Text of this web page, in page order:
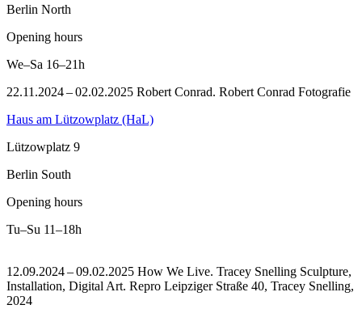
Berlin North
Opening hours
We–Sa 16–21h
22.11.2024 – 02.02.2025 Robert Conrad. Robert Conrad Fotografie
Haus am Lützowplatz (HaL)
Lützowplatz 9
Berlin South
Opening hours
Tu–Su 11–18h
12.09.2024 – 09.02.2025 How We Live. Tracey Snelling Sculpture,
Installation, Digital Art. Repro Leipziger Straße 40, Tracey Snelling,
2024